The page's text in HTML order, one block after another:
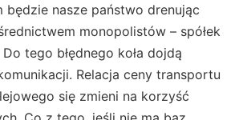
będzie nasze państwo drenując
monopolistów – spółek
tego błędnego koła dojdą
Relacja ceny transportu
się zmieni na korzyść